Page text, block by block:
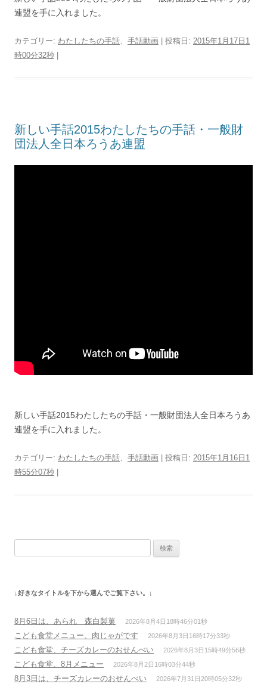
連盟を手に入れました。
カテゴリー: わたしたちの手話、 手話動画 | 投稿日: 2015年1月17日1
時00分32秒
新しい手話2015わたしたちの手話・一般財
団法人全日本ろうあ連盟
新しい手話2015わたしたちの手話・一般財団法人全日本ろうあ
連盟を手に入れました。
カテゴリー: わたしたちの手話、 手話動画 | 投稿日: 2015年1月16日1
時55分07秒
↓好きなタイトルを下から選んでご覧下さい。↓
8月6日は、あられ 森白製菓 2026年8月4日18時46分01秒
こども食堂メニュー、肉じゃがです 2026年8月3日16時17分33秒
こども食堂、チーズカレーのおせんべい 2026年8月3日15時49分56秒
こども食堂、8月メニュー 2026年8月2日16時03分44秒
8月3日は、チーズカレーのおせんべい 2026年7月31日20時05分32秒